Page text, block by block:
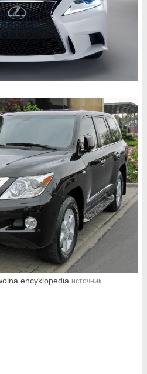
encyklopedia источник